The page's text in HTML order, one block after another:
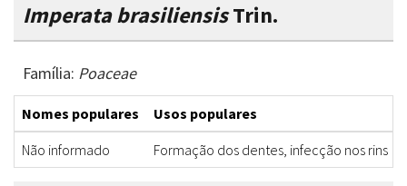
Imperata brasiliensisTrin.
Família: Poaceae
Nomes populares Usos populares
Não informado
Formação dos dentes, infecção nos rins